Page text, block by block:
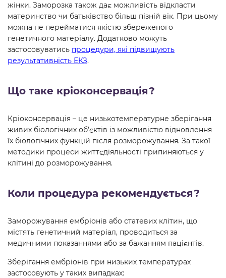
жінки. Заморозка також дає можливість відкласти
материнство чи батьківство більш пізній вік. При цьому
можна не перейматися якістю збереженого
генетичного матеріалу. Додатково можуть
застосовуватись процедури, які підвищують
результативність ЕКЗ.
Що таке кріоконсервація?
Кріоконсервація – це низькотемпературне зберігання
живих біологічних об’єктів із можливістю відновлення
їх біологічних функцій після розморожування. За такої
методики процеси життєдіяльності припиняються у
клітині до розморожування.
Коли процедура рекомендується?
Заморожування ембріонів або статевих клітин, що
містять генетичний матеріал, проводиться за
медичними показаннями або за бажанням пацієнтів.
Зберігання ембріонів при низьких температурах
застосовують у таких випадках: